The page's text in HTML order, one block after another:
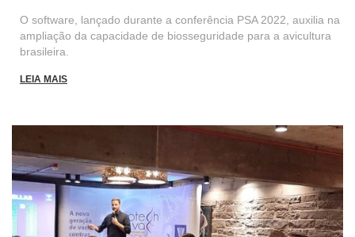
O software, lançado durante a conferência PSA 2022, auxilia na
ampliação da capacidade de biosseguridade para a avicultura
brasileira.
LEIA MAIS